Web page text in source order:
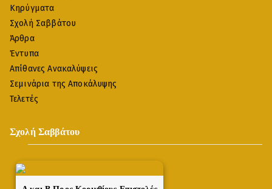
Κηρύγματα
Σχολή Σαββάτου
Άρθρα
Έντυπα
Απίθανες Ανακαλύψεις
Σεμινάρια της Αποκάλυψης
Τελετές
Σχολή Σαββάτου